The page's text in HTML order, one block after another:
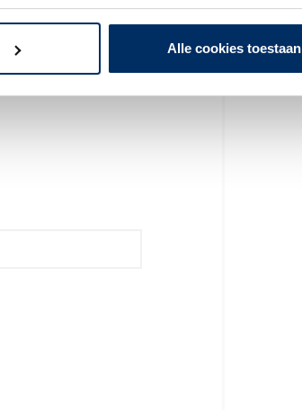
Alle cookies toestaan